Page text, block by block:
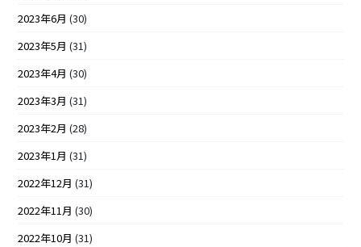
2023年6月 (30)
2023年5月 (31)
2023年4月 (30)
2023年3月 (31)
2023年2月 (28)
2023年1月 (31)
2022年12月 (31)
2022年11月 (30)
2022年10月 (31)